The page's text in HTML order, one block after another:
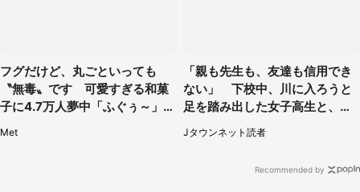
フグだけど、丸ごといっても
〝無毒〟です 可愛すぎる和菓
子に4.7万人夢中「ふぐぅ～」
Met
「親も先生も、友達も信用でき
ない」 下校中、川に入ろうと
足を踏み出した女子高生と、彼
女を止めた予想外の存在
Jタウンネット読者
Recommended by